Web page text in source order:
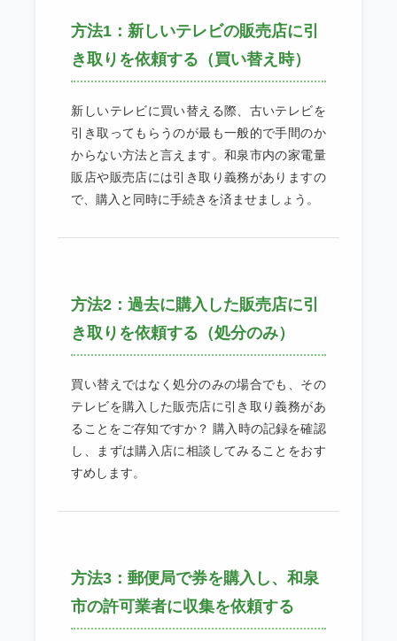
方法1：新しいテレビの販売店に引
き取りを依頼する（買い替え時）
新しいテレビに買い替える際、古いテレビを
引き取ってもらうのが最も一般的で手間のか
からない方法と言えます。和泉市内の家電量
販店や販売店には引き取り義務がありますの
で、購入と同時に手続きを済ませましょう。
方法2：過去に購入した販売店に引
き取りを依頼する（処分のみ）
買い替えではなく処分のみの場合でも、その
テレビを購入した販売店に引き取り義務があ
ることをご存知ですか？ 購入時の記録を確認
し、まずは購入店に相談してみることをおす
すめします。
方法3：郵便局で券を購入し、和泉
市の許可業者に収集を依頼する